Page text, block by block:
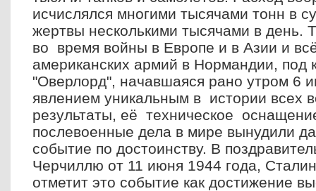
исчислялся многими тысячами тонн в
жертвы несколькими тысячами в день.
во время войны в Европе и в Азии и
американских армий в Нормандии, под
"Оверлорд", начавшаяся рано утром 6
явлением уникальным в истории всех
результаты, её техническое
послевоенные дела в мире вынудили
событие по достоинству. В
Черчиллю от 11 июня 1944 года,
отметит это событие как достижение